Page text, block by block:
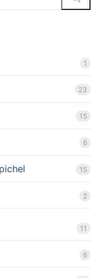
1
23
15
6
15
2
11
6